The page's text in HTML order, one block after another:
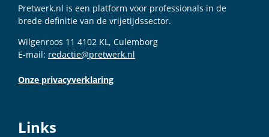
Pretwerk.nl is een platform voor professionals in de
brede definitie van de vrijetijdssector.
Wilgenroos 11 4102 KL, Culemborg
E-mail: redactie@pretwerk.nl
Onze privacyverklaring
Links